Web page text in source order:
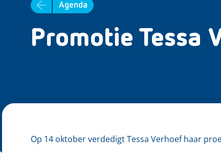
Agenda
Promotie Tessa
Op 14 oktober verdedigt Tessa Verhoef haar